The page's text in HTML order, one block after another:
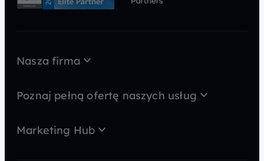
Nasza firma
Case Study
Poznaj pełną ofertę naszych usług
GEO
Marketing Hub